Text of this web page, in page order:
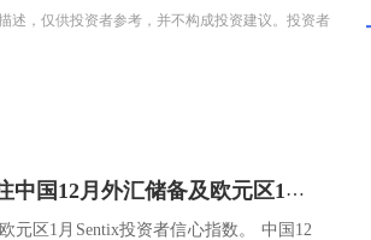
述，仅供投资者参考，并不构成投资建议。投资者
今日财经数据前瞻：关注中国12月外汇储备及欧元区1月Sentix投资者信心指数
元区1月Sentix投资者信心指数。 中国12